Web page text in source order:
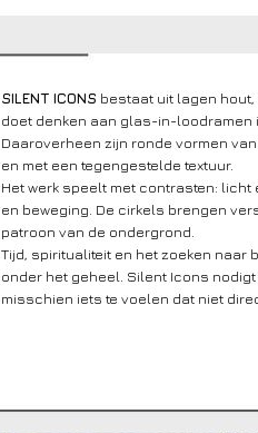
SILENT ICONS bestaat uit lagen
doet denken aan glas-in-loodramen
Daaroverheen zijn ronde vormen
en met een tegengestelde textuur.
Het werk speelt met contrasten:
en beweging. De cirkels brengen
patroon van de ondergrond.
Tijd, spiritualiteit en het zoeken
onder het geheel. Silent Icons nodigt
misschien iets te voelen dat niet